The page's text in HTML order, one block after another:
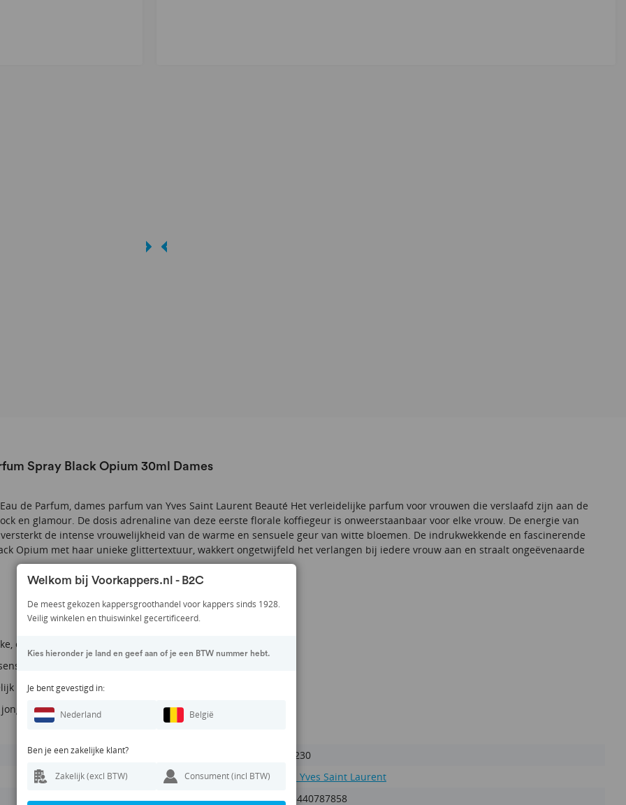
Spray Black Opium 30ml Dames
de Parfum, dames parfum van Yves Saint Laurent Beauté Het verleidelijke parfum voor vrouwen die verslaafd zijn aan de
en glamour. De dosis adrenaline van deze eerste florale koffiegeur is onweerstaanbaar voor elke vrouw. De energie van
de intense vrouwelijkheid van de warme en sensuele geur van witte bloemen. De indrukwekkende en fascinerende
Opium met haar unieke glittertextuur, wakkert ongetwijfeld het verlangen bij iedere vrouw aan en straalt ongeëvenaarde
onweerstaanbare damesgeur
en spannende geur
OPB230
YSL - Yves Saint Laurent
3365440787858
Welkom bij Voorkappers.nl - B2C
De meest gekozen kappersgroothandel voor kappers sinds 1928.
Veilig winkelen en thuiswinkel gecertificeerd.
Kies hieronder je land en geef aan of je een BTW nummer hebt.
Je bent gevestigd in:
Nederland België
Ben je een zakelijke klant?
Zakelijk (excl BTW) Consument (incl BTW)